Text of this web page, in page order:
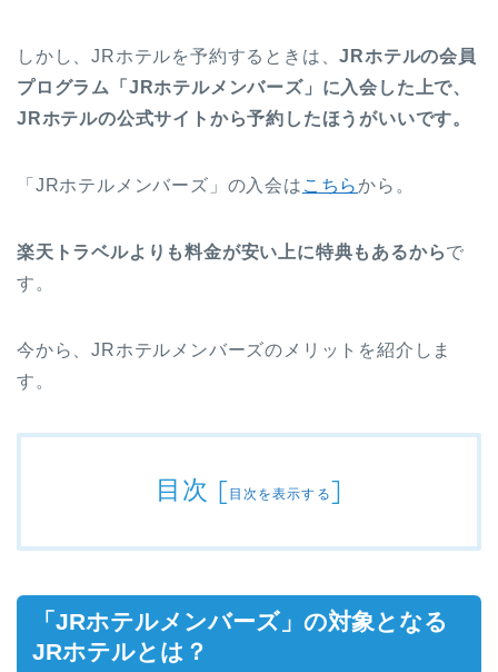
しかし、JRホテルを予約するときは、JRホテルの会員
プログラム「JRホテルメンバーズ」に入会した上で、
JRホテルの公式サイトから予約したほうがいいです。
「JRホテルメンバーズ」の入会は こちらから。
楽天トラベルよりも料金が安い上に特典もあるからで
す。
今から、JRホテルメンバーズのメリットを紹介しま
す。
目次 [目次を表示する]
「JRホテルメンバーズ」の対象となる
JRホテルとは？